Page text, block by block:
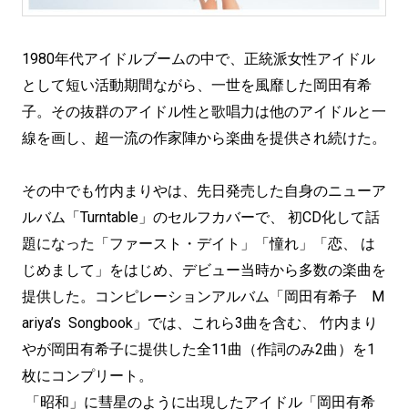
1980年代アイドルブームの中で、正統派女性アイドル
として短い活動期間ながら、一世を風靡した岡田有希
子。その抜群のアイドル性と歌唱力は他のアイドルと一
線を画し、超一流の作家陣から楽曲を提供され続けた。
その中でも竹内まりやは、先日発売した自身のニューア
ルバム「Turntable」のセルフカバーで、 初CD化して話
題になった「ファースト・デイト」「憧れ」「恋、 は
じめまして」をはじめ、デビュー当時から多数の楽曲を
提供した。コンピレーションアルバム「岡田有希子 M
ariya’s Songbook」では、これら3曲を含む、 竹内まり
やが岡田有希子に提供した全11曲（作詞のみ2曲）を1
枚にコンプリート。
「昭和」に彗星のように出現したアイドル「岡田有希